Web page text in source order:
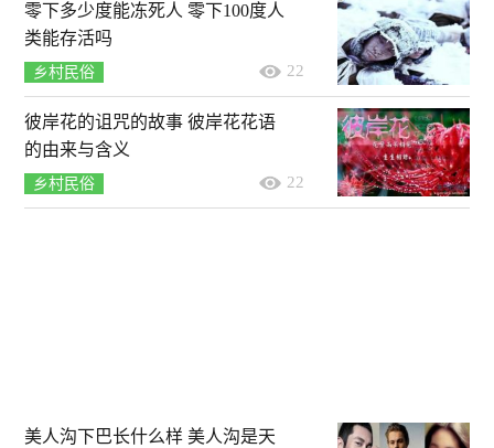
零下多少度能冻死人 零下100度人
类能存活吗
乡村民俗 22
彼岸花的诅咒的故事 彼岸花花语
的由来与含义
乡村民俗 22
美人沟下巴长什么样 美人沟是天